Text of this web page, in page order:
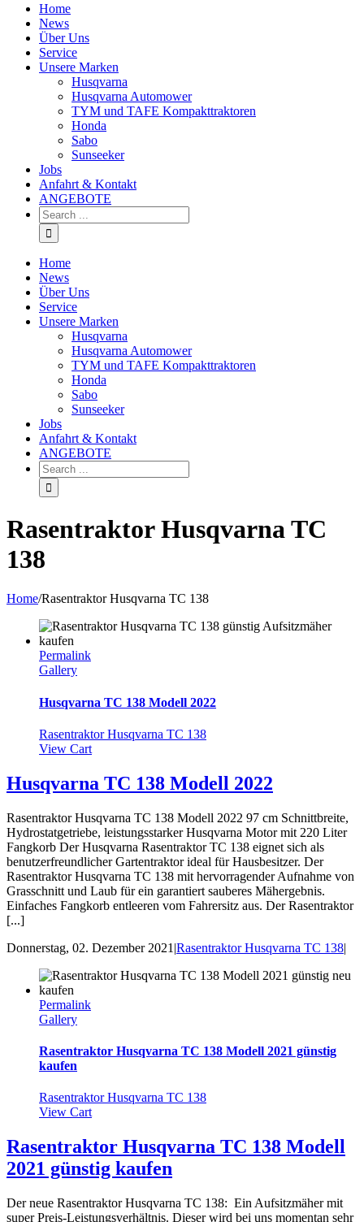
Home
News
Über Uns
Service
Unsere Marken
Husqvarna
Husqvarna Automower
TYM und TAFE Kompakttraktoren
Honda
Sabo
Sunseeker
Jobs
Anfahrt & Kontakt
ANGEBOTE
Home
News
Über Uns
Service
Unsere Marken
Husqvarna
Husqvarna Automower
TYM und TAFE Kompakttraktoren
Honda
Sabo
Sunseeker
Jobs
Anfahrt & Kontakt
ANGEBOTE
Rasentraktor Husqvarna TC
138
Home/Rasentraktor Husqvarna TC 138
Permalink
Gallery
Husqvarna TC 138 Modell 2022
Rasentraktor Husqvarna TC 138
View Cart
Husqvarna TC 138 Modell 2022
Rasentraktor Husqvarna TC 138 Modell 2022 97 cm Schnittbreite,
Hydrostatgetriebe, leistungsstarker Husqvarna Motor mit 220 Liter
Fangkorb Der Husqvarna Rasentraktor TC 138 eignet sich als
benutzerfreundlicher Gartentraktor ideal für Hausbesitzer. Der
Rasentraktor Husqvarna TC 138 mit hervorragender Aufnahme von
Grasschnitt und Laub für ein garantiert sauberes Mähergebnis.
Einfaches Fangkorb entleeren vom Fahrersitz aus. Der Rasentraktor
[...]
Donnerstag, 02. Dezember 2021 |Rasentraktor Husqvarna TC 138|
Permalink
Gallery
Rasentraktor Husqvarna TC 138 Modell 2021 günstig
kaufen
Rasentraktor Husqvarna TC 138
View Cart
Rasentraktor Husqvarna TC 138 Modell
2021 günstig kaufen
Der neue Rasentraktor Husqvarna TC 138: Ein Aufsitzmäher mit
super Preis-Leistungsverhältnis. Dieser wird bei uns momentan sehr